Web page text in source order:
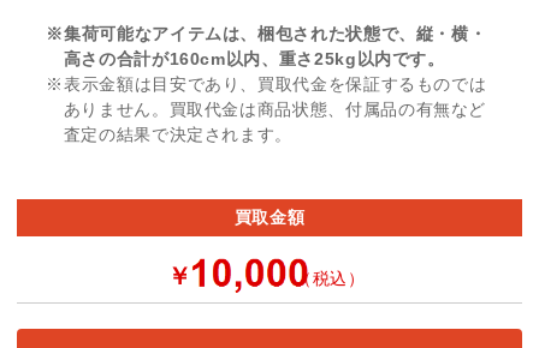
※集荷可能なアイテムは、梱包された状態で、縦・横・
高さの合計が160cm以内、重さ25kg以内です。
※表示金額は目安であり、買取代金を保証するものでは
ありません。買取代金は商品状態、付属品の有無など
査定の結果で決定されます。
買取金額
￥ （税込）